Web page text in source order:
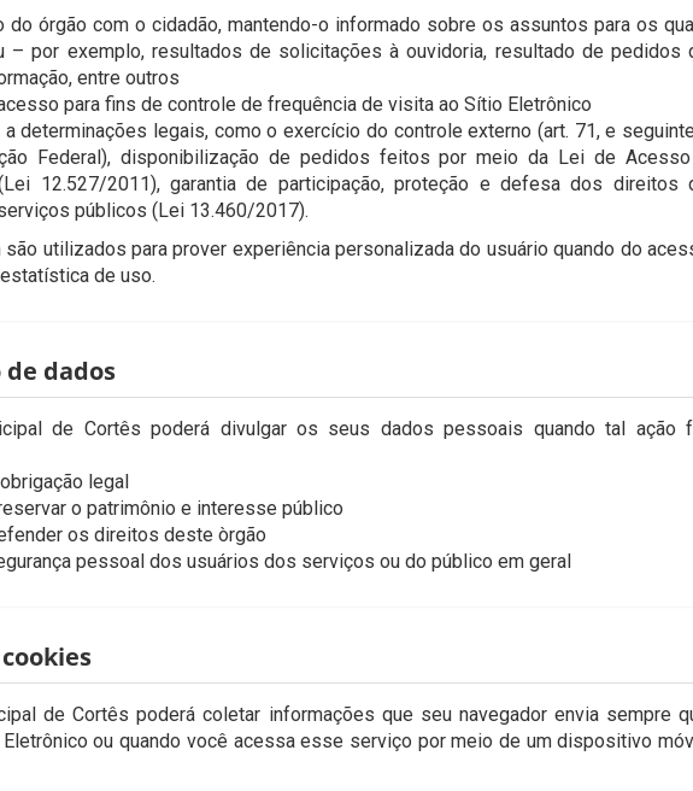
do órgão com o cidadão, mantendo-o informado sobre os assuntos para os
– por exemplo, resultados de solicitações à ouvidoria, resultado de pedidos
entre outros
para fins de controle de frequência de visita ao Sítio Eletrônico
determinações legais, como o exercício do controle externo (art. 71, e
Federal), disponibilização de pedidos feitos por meio da Lei de
12.527/2011), garantia de participação, proteção e defesa dos direitos
públicos (Lei 13.460/2017).
utilizados para prover experiência personalizada do usuário quando do
de uso.
de dados
de Cortês poderá divulgar os seus dados pessoais quando tal ação
legal
o patrimônio e interesse público
os direitos deste òrgão
pessoal dos usuários dos serviços ou do público em geral
de Cortês poderá coletar informações que seu navegador envia sempre
ou quando você acessa esse serviço por meio de um dispositivo